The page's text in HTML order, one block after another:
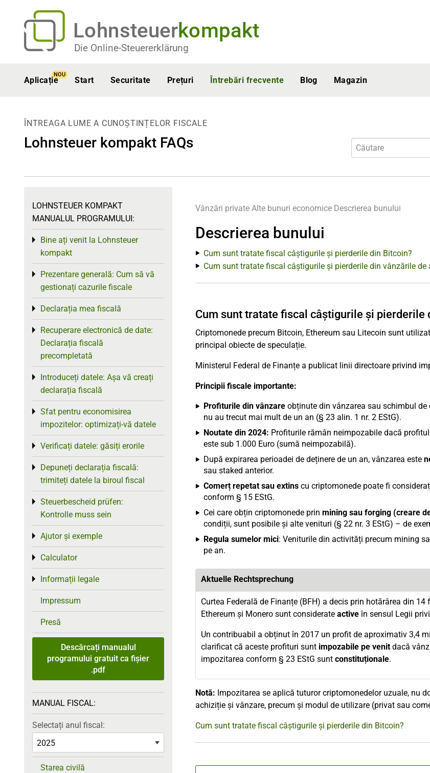
Lohnsteuerkompakt
Die Online-Steuererklärung
Aplicație
NOU
Start Securitate Prețuri Întrebări frecvente Blog Magazin
ÎNTREAGA LUME A CUNOȘTINȚELOR FISCALE
Lohnsteuer kompakt FAQs
Vânzări private Alte bunuri economice Descrierea bunului
Descrierea bunului
Cum sunt tratate fiscal câștigurile și pierderile din Bitcoin?
Cum sunt tratate fiscal câștigurile și pierderile din vânzările de
Cum sunt tratate fiscal câștigurile și pierderile
Criptomonede precum Bitcoin, Ethereum sau Litecoin sunt
principal obiecte de speculație.
Ministerul Federal de Finanțe a publicat linii directoare privind
Principii fiscale importante:
Profiturile din vânzare obținute din vânzarea sau schimbul
nu au trecut mai mult de un an (§ 23 alin. 1 nr. 2 EStG).
Noutate din 2024: Profiturile rămân neimpozabile dacă
este sub 1.000 Euro (sumă neimpozabilă).
După expirarea perioadei de deținere de un an, vânzarea este
sau staked anterior.
Comerț repetat sau extins cu criptomonede poate fi
conform § 15 EStG.
Cei care obțin criptomonede prin mining sau forging (creare
condiții, sunt posibile și alte venituri (§ 22 nr. 3 EStG) – de
Regula sumelor mici: Veniturile din activități precum mining
pe an.
Aktuelle Rechtsprechung
Curtea Federală de Finanțe (BFH) a decis prin hotărârea din
Ethereum și Monero sunt considerate activeîn sensul Legii
Un contribuabil a obținut în 2017 un profit de aproximativ 3,4
clarificat că aceste profituri sunt impozabile pe venitdacă
impozitarea conform § 23 EStG sunt constituționale.
Notă: Impozitarea se aplică tuturor criptomonedelor uzuale, nu
achiziție și vânzare, precum și modul de utilizare (privat sau
Cum sunt tratate fiscal câștigurile și pierderile din Bitcoin?
LOHNSTEUER KOMPAKT
MANUALUL PROGRAMULUI:
Bine ați venit la Lohnsteuer
kompakt
Toggle menu
Prezentare generală: Cum să vă
gestionați cazurile fiscale
Toggle menu
Declarația mea fiscală
Toggle menu
Recuperare electronică de date:
Declarația fiscală
precompletată
Toggle menu
Introduceți datele: Așa vă creați
declarația fiscală
Toggle menu
Sfat pentru economisirea
impozitelor: optimizați-vă datele
Toggle menu
Verificați datele: găsiți erorile
Toggle menu
Depuneți declarația fiscală:
trimiteți datele la biroul fiscal
Toggle menu
Steuerbescheid prüfen:
Kontrolle muss sein
Toggle menu
Ajutor și exemple
Toggle menu
Calculator
Toggle menu
Informații legale
Toggle menu
Impressum
Presă
Descărcați manualul
programului gratuit ca fișier
.pdf
MANUAL FISCAL:
Selectați anul fiscal:
Starea civilă